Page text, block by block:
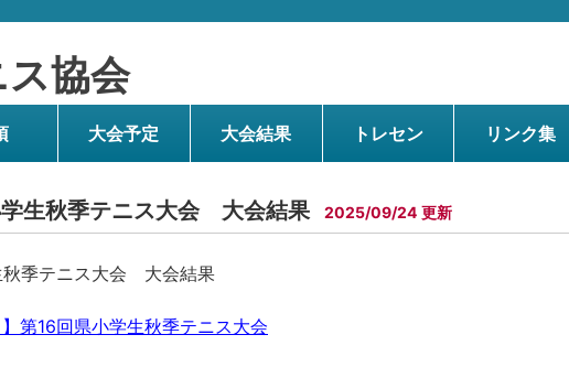
協会
大会予定 大会結果 トレセン リンク集
生秋季テニス大会 大会結果 2025/09/24
秋季テニス大会 大会結果
】第16回県小学生秋季テニス大会